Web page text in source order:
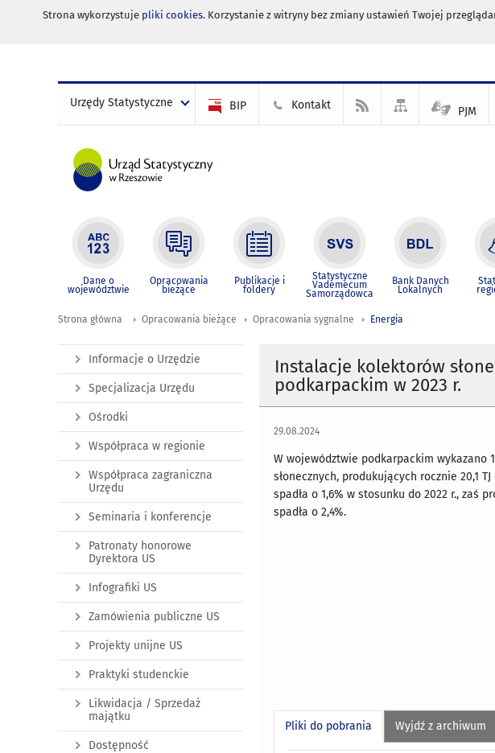
Strona wykorzystuje pliki cookies. Korzystanie z witryny bez zmiany ustawień Twojej
Urzędy Statystyczne BIP Kontakt PJM
Dane o
województwie
Opracowania
bieżące
Publikacje i
foldery
Statystyczne
Vademecum
Samorządowca
Bank Danych
Lokalnych
Strona główna Opracowania bieżące Opracowania sygnalne Energia
Instalacje kolektorów
podkarpackim w 2023 r.
29.08.2024
W województwie podkarpackim wykazano
słonecznych, produkujących rocznie 20,1
spadła o 1,6% w stosunku do 2022 r., zaś
spadła o 2,4%.
Pliki do pobrania Wyjdź z archiwum
Informacje o Urzędzie
Specjalizacja Urzędu
Ośrodki
Współpraca w regionie
Współpraca zagraniczna
Urzędu
Seminaria i konferencje
Patronaty honorowe
Dyrektora US
Infografiki US
Zamówienia publiczne US
Projekty unijne US
Praktyki studenckie
Likwidacja / Sprzedaż
majątku
Dostępność